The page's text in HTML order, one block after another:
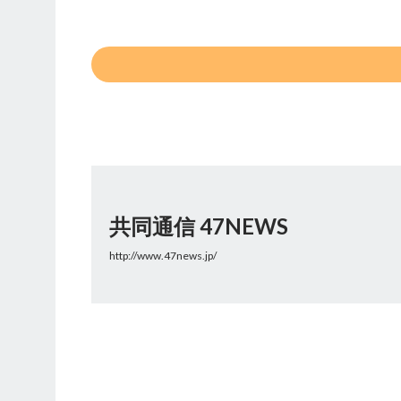
共同通信 47NEWS
http://www.47news.jp/